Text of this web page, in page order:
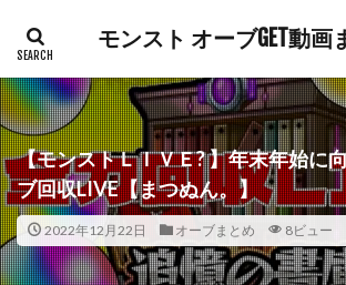
モンスト オーブGET動画
【モンストＬＩＶＥ? 】年末年始に
ブ回収LIVE【まつぬん。】
2022年12月22日 オーブまとめ 8ビュー